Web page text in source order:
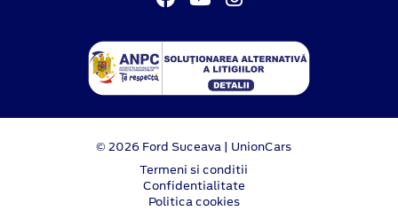
© 2026 Ford Suceava | UnionCars
Termeni si conditii
Confidentialitate
Politica cookies